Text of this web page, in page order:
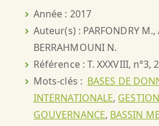
Année : 2017
Auteur(s) : PARFONDRY M.,
BERRAHMOUNI N.
Référence : T. XXXVIII, n°3,
Mots-clés : BASES DE
INTERNATIONALE,
GOUVERNANCE, BASSIN